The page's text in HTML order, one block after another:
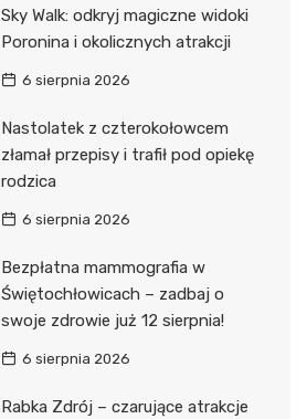
Sky Walk: odkryj magiczne widoki
Poronina i okolicznych atrakcji
6 sierpnia 2026
Nastolatek z czterokołowcem
złamał przepisy i trafił pod opiekę
rodzica
6 sierpnia 2026
Bezpłatna mammografia w
Świętochłowicach – zadbaj o
swoje zdrowie już 12 sierpnia!
6 sierpnia 2026
Rabka Zdrój – czarujące atrakcje